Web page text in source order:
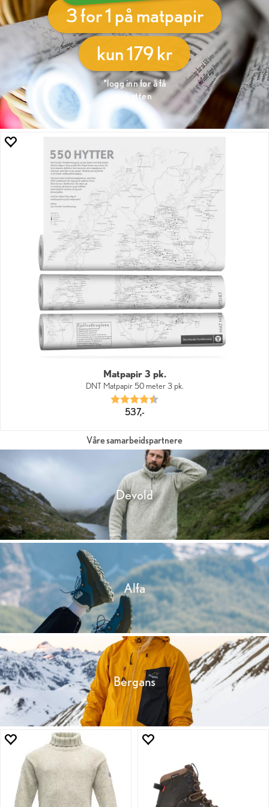
3 for 1 på matpapir
kun 179 kr
*logg inn for å få
rabatten
Matpapir 3 pk.
DNT Matpapir 50 meter 3 pk.
Karakter:
537,-
Våre samarbeidspartnere
Devold
Alfa
Bergans